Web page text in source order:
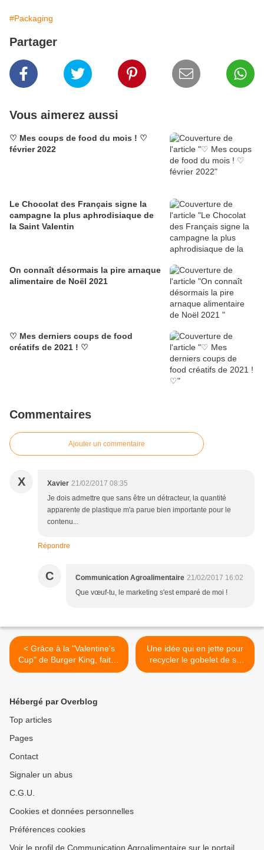
#Packaging
Partager
Vous aimerez aussi
♡ Mes coups de food du mois ! ♡
février 2022
Le Chocolat des Français signe la
campagne la plus aphrodisiaque de
la Saint Valentin
On connaît désormais la pire arnaque
alimentaire de Noël 2021
♡ Mes derniers coups de food
créatifs de 2021 ! ♡
Commentaires
Ajouter un commentaire
X Xavier 21/02/2017 08:35
Je dois admettre que sans être un détracteur, la quantité
apparente de plastique m'a parue bien importante pour le
contenu...
Répondre
C Communication Agroalimentaire 21/02/2017 16:02
Que vœuf-tu, le marketing s'est emparé de moi !
< Grâce à la "Valentine's
Cup" de Burger King, faites
lui le coup de la paille pour
Une idée qui en jette pour
recycler le gobelet de sa
boisson ! >
Hébergé par Overblog
Top articles
Pages
Contact
Signaler un abus
C.G.U.
Cookies et données personnelles
Préférences cookies
Voir le profil de Communication Agroalimentaire sur le portail